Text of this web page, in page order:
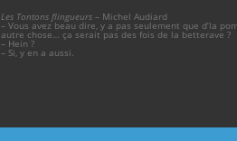
Les Tontons flingueurs – Michel Audiard
– Vous avez beau dire, y a pas seulement que d’la
autre chose… ça serait pas des fois de la betterave ?
– Hein ?
– Si, y en a aussi.